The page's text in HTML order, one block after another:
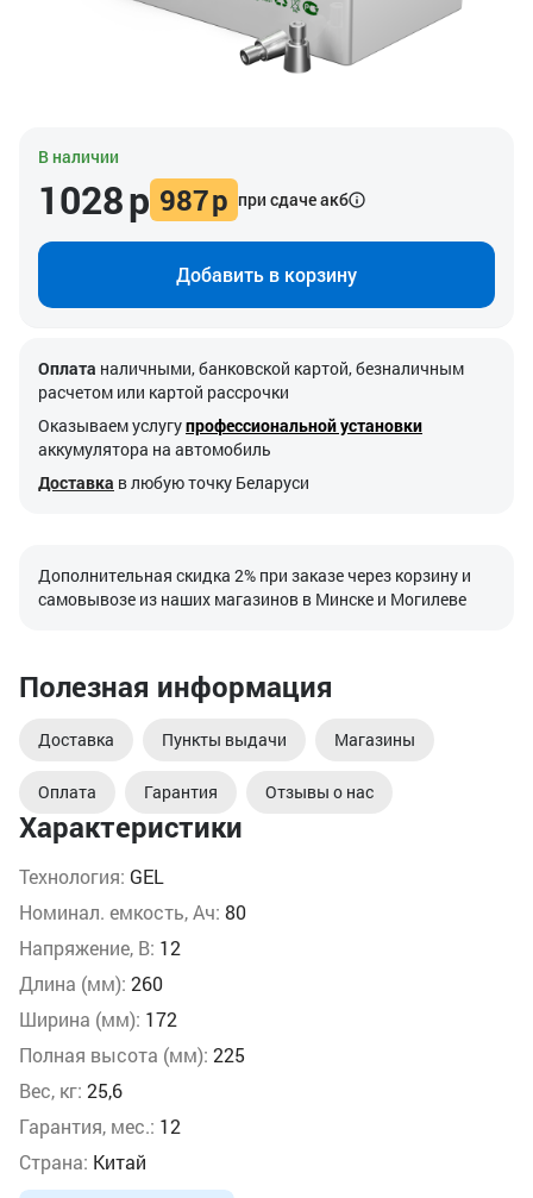
Характеристики
Технология: GEL
Номинал. емкость, Ач: 80
Напряжение, В: 12
Длина (мм): 260
Ширина (мм): 172
Полная высота (мм): 225
Вес, кг: 25,6
Гарантия, мес.: 12
Страна: Китай
В наличии
1028р 987р при сдаче акб
Добавить в корзину
Оплата наличными, банковской картой, безналичным
расчетом или картой рассрочки
Оказываем услугупрофессиональной установки
аккумулятора на автомобиль
Доставка в любую точку Беларуси
Дополнительная скидка 2% при заказе через корзину и
самовывозе из наших магазинов в Минске и Могилеве
Полезная информация
Доставка Пункты выдачи Магазины
Оплата Гарантия Отзывы о нас